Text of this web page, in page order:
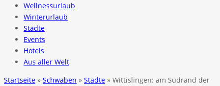
Wellnessurlaub
Winterurlaub
Städte
Events
Hotels
Aus aller Welt
Startseite » Schwaben » Städte » Wittislingen: am Südrand der